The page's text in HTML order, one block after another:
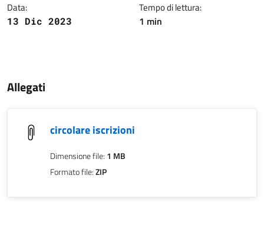
Data:
13 Dic 2023
Tempo di lettura:
1 min
Allegati
circolare iscrizioni
Dimensione file: 1 MB
Formato file:ZIP